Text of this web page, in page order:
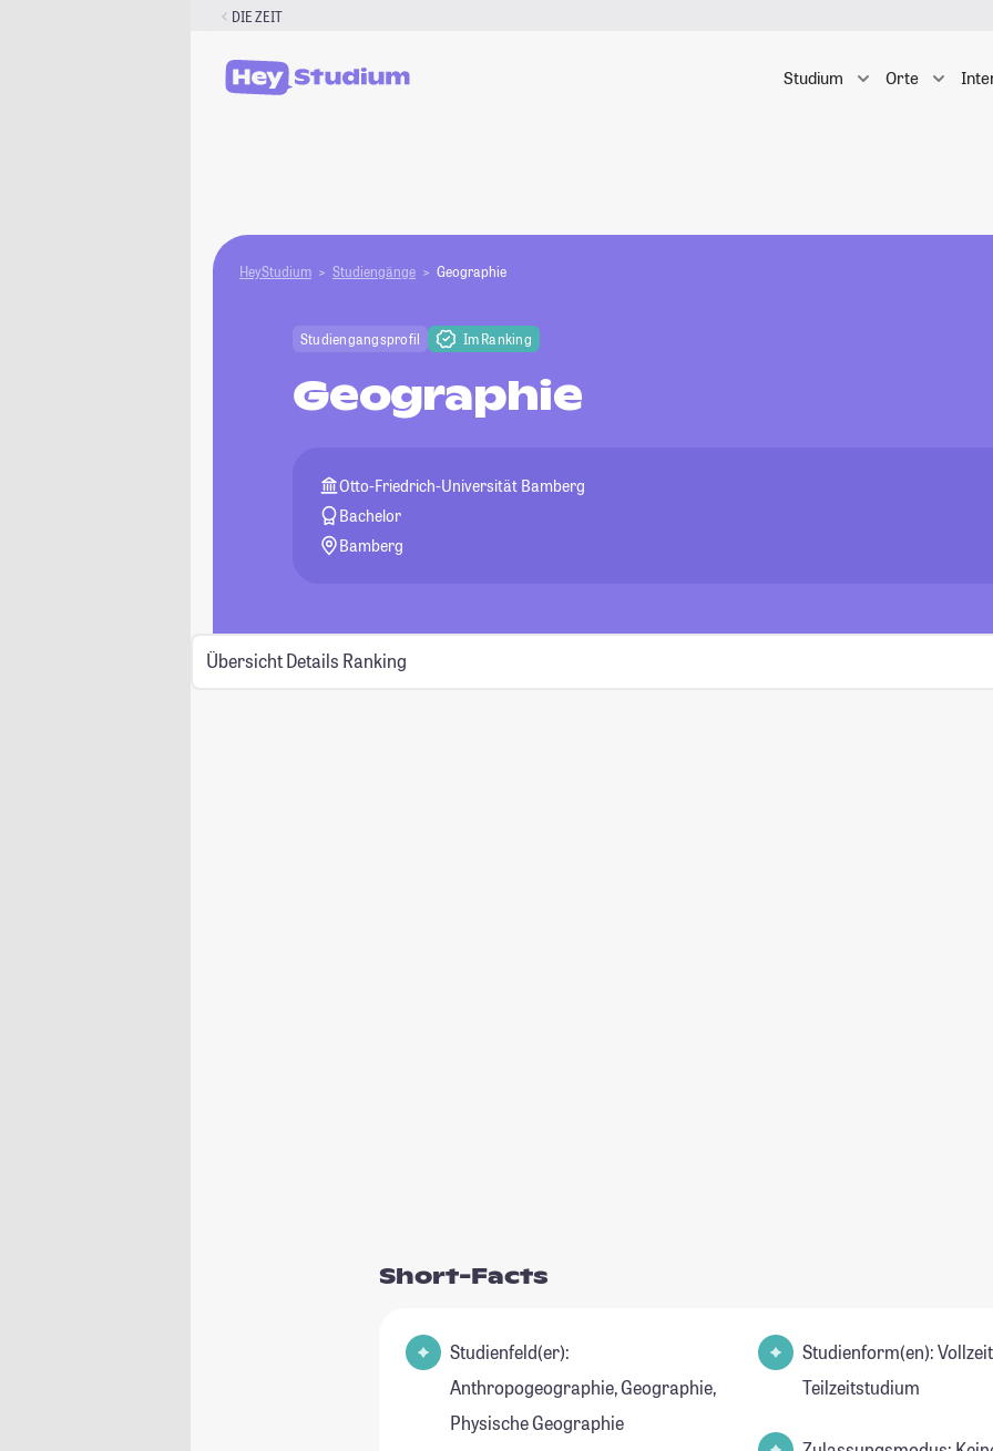
DIE ZEIT
Studium Orte
HeyStudium Studiengänge Geographie
Studiengangsprofil Im Ranking
Geographie
Otto-Friedrich-Universität Bamberg
Bachelor
Bamberg
Übersicht Details Ranking
Short-Facts
Studienfeld(er):
Anthropogeographie, Geographie,
Physische Geographie
Studienform(en):
Teilzeitstudium